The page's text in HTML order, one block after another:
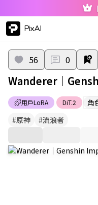
PixAI
用戶LoRA DiT.2 角
56 0
Wanderer｜
#原神 #流浪者